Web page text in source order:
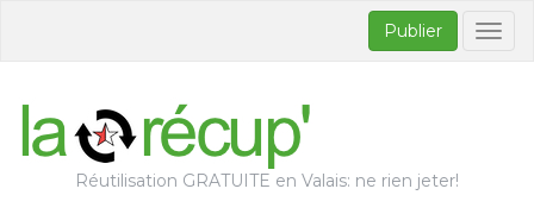
Publier
Réutilisation GRATUITE en Valais: ne rien jeter!